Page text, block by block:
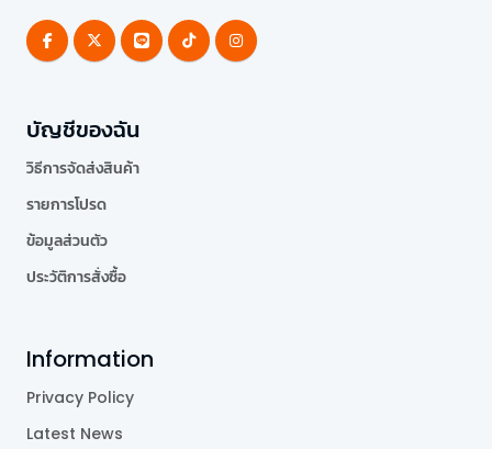
บัญชีของฉัน
วิธีการจัดส่งสินค้า
รายการโปรด
ข้อมูลส่วนตัว
ประวัติการสั่งซื้อ
Information
Privacy Policy
Latest News